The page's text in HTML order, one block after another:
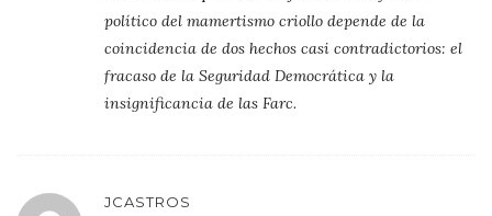
político del mamertismo criollo depende de la
coincidencia de dos hechos casi contradictorios: el
fracaso de la Seguridad Democrática y la
insignificancia de las Farc.
JCASTROS